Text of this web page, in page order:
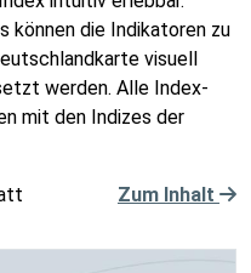
können die Indikatoren zu
visuell
werden. Alle Index-
mit den Indizes der
Zum Inhalt